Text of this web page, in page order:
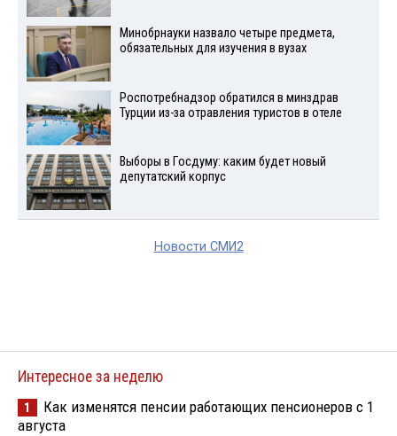
Минобрнауки назвало четыре предмета,
обязательных для изучения в вузах
Роспотребнадзор обратился в минздрав
Турции из-за отравления туристов в отеле
Выборы в Госдуму: каким будет новый
депутатский корпус
Новости СМИ2
Интересное за неделю
1
Как изменятся пенсии работающих пенсионеров с 1
августа